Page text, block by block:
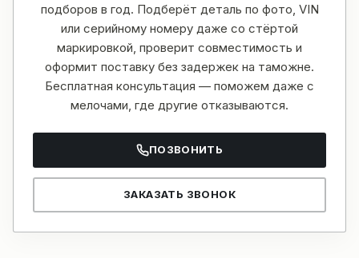
подборов в год. Подберёт деталь по фото, VIN
или серийному номеру даже со стёртой
маркировкой, проверит совместимость и
оформит поставку без задержек на таможне.
Бесплатная консультация — поможем даже с
мелочами, где другие отказываются.
ПОЗВОНИТЬ
ЗАКАЗАТЬ ЗВОНОК